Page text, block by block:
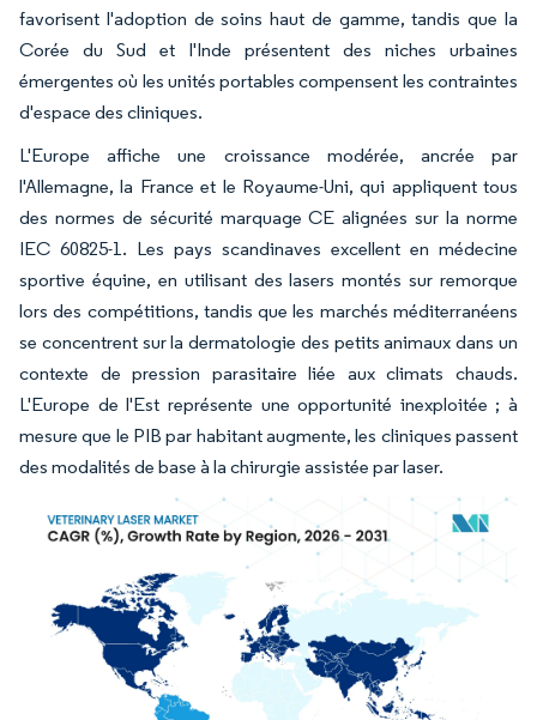
favorisent l'adoption de soins haut de gamme, tandis que la
Corée du Sud et l'Inde présentent des niches urbaines
émergentes où les unités portables compensent les contraintes
d'espace des cliniques.
L'Europe affiche une croissance modérée, ancrée par
l'Allemagne, la France et le Royaume-Uni, qui appliquent tous
des normes de sécurité marquage CE alignées sur la norme
IEC 60825-1. Les pays scandinaves excellent en médecine
sportive équine, en utilisant des lasers montés sur remorque
lors des compétitions, tandis que les marchés méditerranéens
se concentrent sur la dermatologie des petits animaux dans un
contexte de pression parasitaire liée aux climats chauds.
L'Europe de l'Est représente une opportunité inexploitée ; à
mesure que le PIB par habitant augmente, les cliniques passent
des modalités de base à la chirurgie assistée par laser.